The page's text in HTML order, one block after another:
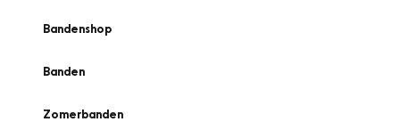
Bandenshop
Banden
Zomerbanden